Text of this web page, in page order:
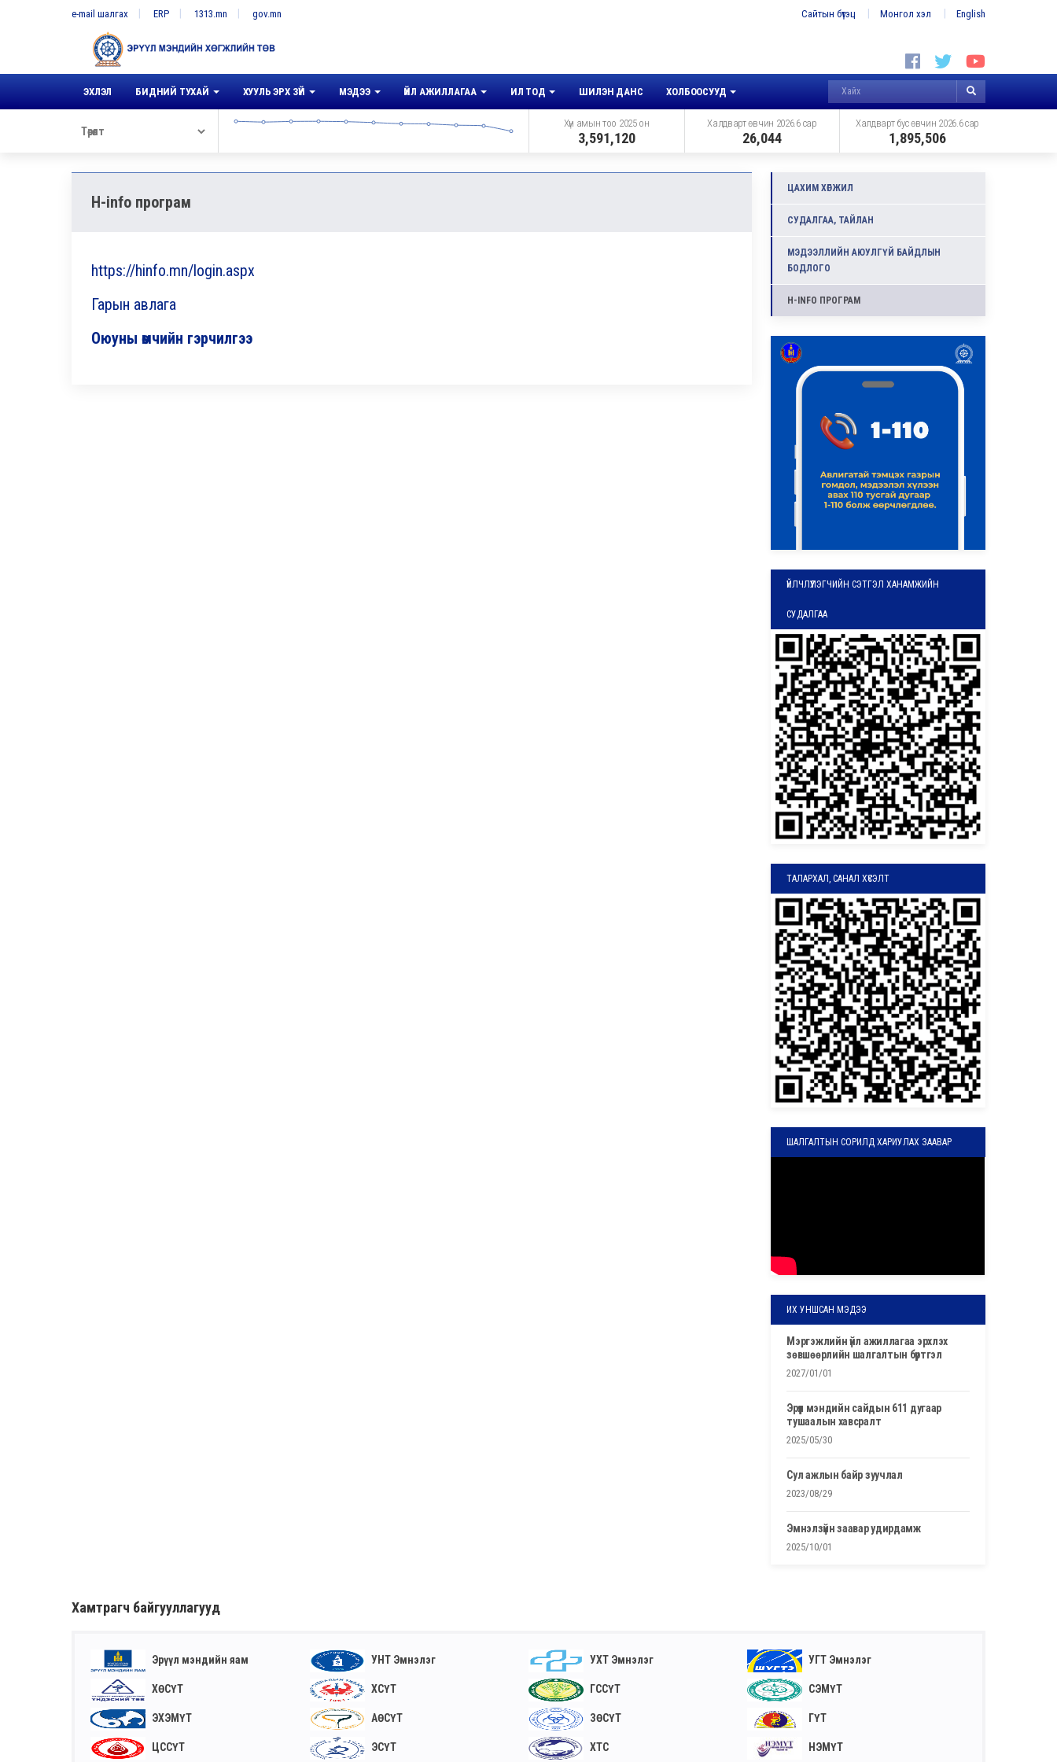
e-mail шалгах ERP 1313.mn gov.mn Сайтын бүтэц Монгол хэл English
ЭХЛЭЛ БИДНИЙ ТУХАЙ ХУУЛЬ ЭРХ ЗҮЙ МЭДЭЭ ҮЙЛ АЖИЛЛАГАА ИЛ ТОД ШИЛЭН ДАНС ХОЛБООСУУД
Хүн амын тоо 2025 он
3,591,120
Халдварт өвчин 2026.6 сар
26,044
Халдварт бус өвчин 2026.6 сар
1,895,506
H-info програм
https://hinfo.mn/login.aspx
Гарын авлага
Оюуны өмчийн гэрчилгээ
ЦАХИМ ХӨГЖИЛ
СУДАЛГАА, ТАЙЛАН
МЭДЭЭЛЛИЙН АЮУЛГҮЙ БАЙДЛЫН
БОДЛОГО
H-INFO ПРОГРАМ
ҮЙЛЧЛҮҮЛЭГЧИЙН СЭТГЭЛ ХАНАМЖИЙН
СУДАЛГАА
ТАЛАРХАЛ, САНАЛ ХҮСЭЛТ
ШАЛГАЛТЫН СОРИЛД ХАРИУЛАХ ЗААВАР
ИХ УНШСАН МЭДЭЭ
мэргэжлийн үйл ажиллагаа эрхлэх
зөвшөөрлийн шалгалтын бүртгэл
2027/01/01
эрүүл мэндийн сайдын 611 дугаар
тушаалын хавсралт
2025/05/30
сул ажлын байр зуучлал
2023/08/29
эмнэлзүйн заавар удирдамж
2025/10/01
Хамтрагч байгууллагууд
Эрүүл мэндийн яам УНТ Эмнэлэг УХТ Эмнэлэг УГТ Эмнэлэг
ХӨСҮТ ХСҮТ ГССҮТ СЭМҮТ
ЭХЭМҮТ АӨСҮТ ЗӨСҮТ ГҮТ
ЦССҮТ ЭСҮТ ХТС НЭМҮТ